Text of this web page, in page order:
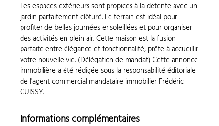
Les espaces extérieurs sont propices à la détente avec un
jardin parfaitement clôturé. Le terrain est idéal pour
profiter de belles journées ensoleillées et pour organiser
des activités en plein air. Cette maison est la fusion
parfaite entre élégance et fonctionnalité, prête à accueillir
votre nouvelle vie. (Délégation de mandat) Cette annonce
immobilière a été rédigée sous la responsabilité éditoriale
de l'agent commercial mandataire immobilier Frédéric
CUISSY.
Informations complémentaires